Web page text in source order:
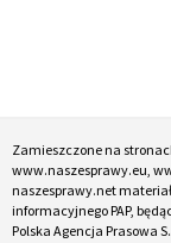
Zamieszczone na
www.naszesprawy.eu,
naszesprawy.net
informacyjnego PAP,
Polska Agencja Prasowa